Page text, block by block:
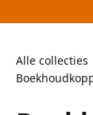
Alle collecties